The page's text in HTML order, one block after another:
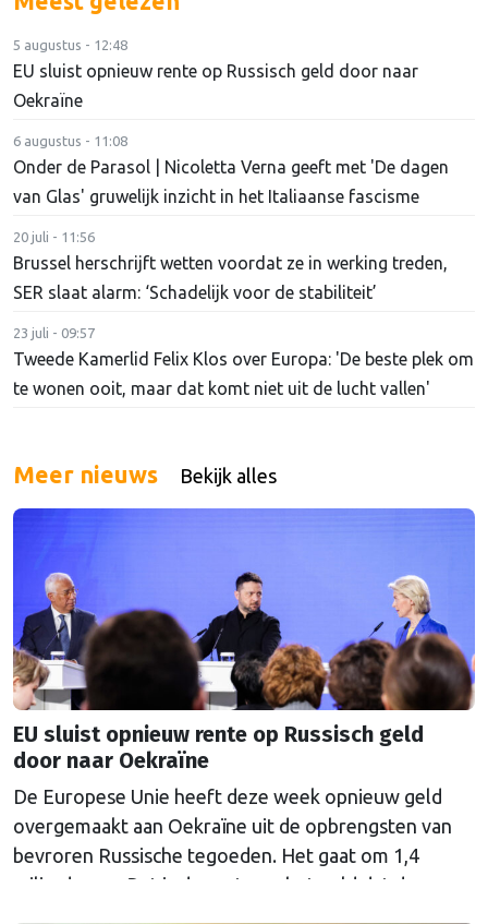
5 augustus - 12:48
EU sluist opnieuw rente op Russisch geld door naar
Oekraïne
6 augustus - 11:08
Onder de Parasol | Nicoletta Verna geeft met 'De dagen
van Glas' gruwelijk inzicht in het Italiaanse fascisme
20 juli - 11:56
Brussel herschrijft wetten voordat ze in werking treden,
SER slaat alarm: ‘Schadelijk voor de stabiliteit’
23 juli - 09:57
Tweede Kamerlid Felix Klos over Europa: 'De beste plek om
te wonen ooit, maar dat komt niet uit de lucht vallen'
Meer nieuws Bekijk alles
EU sluist opnieuw rente op Russisch geld
door naar Oekraïne
De Europese Unie heeft deze week opnieuw geld
overgemaakt aan Oekraïne uit de opbrengsten van
bevroren Russische tegoeden. Het gaat om 1,4
miljard euro. Dat is de rente op het geld dat de